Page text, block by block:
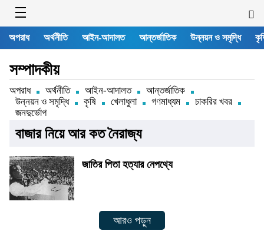
অপরাধ অর্থনীতি আইন-আদালত আন্তর্জাতিক উন্নয়ন ও সমৃদ্ধি
সম্পাদকীয়
অপরাধ অর্থনীতি আইন-আদালত
আন্তর্জাতিক
উন্নয়ন ও সমৃদ্ধি
কৃষি খেলাধুলা গণমাধ্যম
চাকরির খবর
জনদুর্ভোগ
বাজার নিয়ে আর কত নৈরাজ্য
জাতির পিতা হত্যার নেপথ্যে
আরও পড়ুন